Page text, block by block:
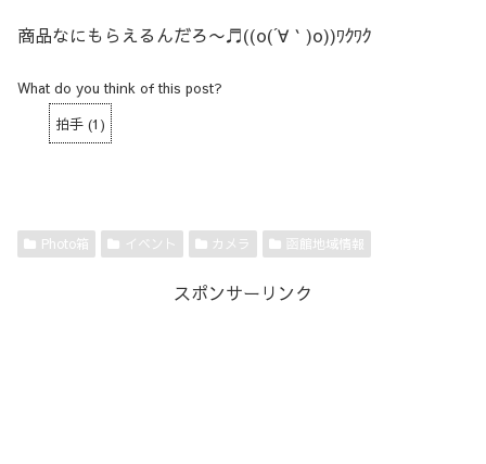
商品なにもらえるんだろ〜♬((o(´∀｀)o))ﾜｸﾜｸ
What do you think of this post?
拍手 (1 )
Photo箱 イベント カメラ 函館地域情報
スポンサーリンク